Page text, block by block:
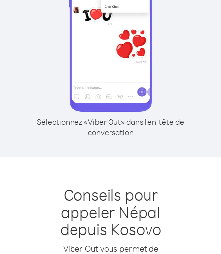
Sélectionnez «Viber Out» dans l'en-tête de
conversation
Conseils pour
appeler Népal
depuis Kosovo
Viber Out vous permet de